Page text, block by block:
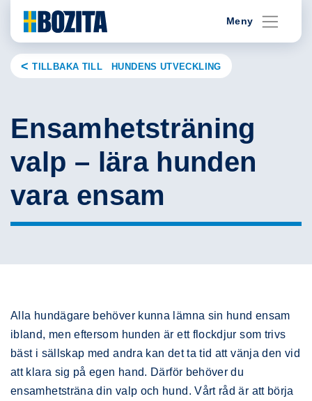
content
Meny
TILLBAKA TILL HUNDENS UTVECKLING
Ensamhetsträning
valp – lära hunden
vara ensam
Alla hundägare behöver kunna lämna sin hund ensam
ibland, men eftersom hunden är ett flockdjur som trivs
bäst i sällskap med andra kan det ta tid att vänja den vid
att klara sig på egen hand. Därför behöver du
ensamhetsträna din valp och hund. Vårt råd är att börja